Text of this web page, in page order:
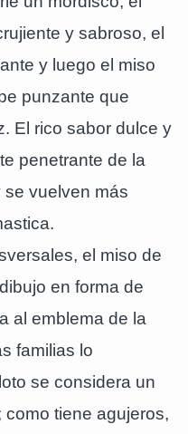
y sabroso, el
y luego el miso
punzante que
El rico sabor dulce y
penetrante de la
vuelven más
el miso de
en forma de
al emblema de la
familias lo
se considera un
tiene agujeros,